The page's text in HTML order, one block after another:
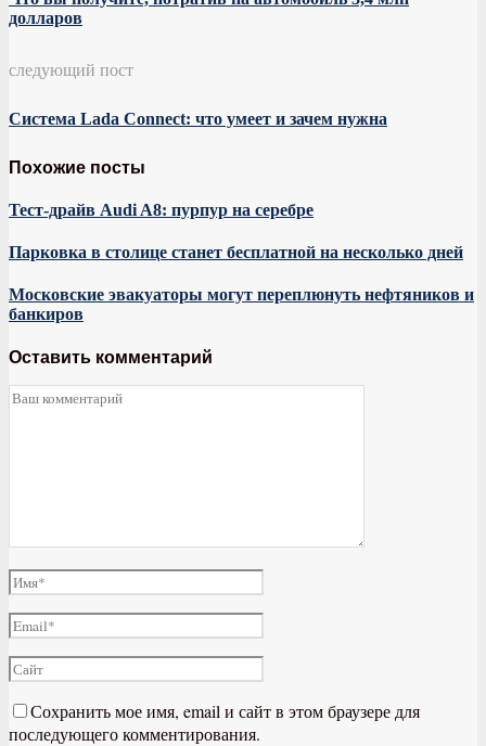
долларов
следующий пост
Система Lada Connect: что умеет и зачем нужна
Похожие посты
Тест-драйв Audi A8: пурпур на серебре
Парковка в столице станет бесплатной на несколько дней
Московские эвакуаторы могут переплюнуть нефтяников и
банкиров
Оставить комментарий
Сохранить мое имя, email и сайт в этом браузере для
последующего комментирования.